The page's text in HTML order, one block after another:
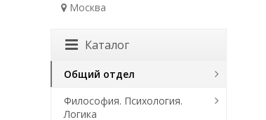
Москва
Каталог
Общий отдел
Философия. Психология.
Логика